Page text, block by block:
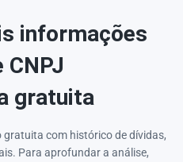
informações
CNPJ
gratuita
gratuita com histórico de dívidas,
Para aprofundar a análise,